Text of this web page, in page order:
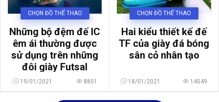
CHỌN ĐỒ THỂ THAO
Những bộ đệm đế IC
êm ái thường được
sử dụng trên những
đôi giày Futsal
19/01/2021 8801
CHỌN ĐỒ THỂ THAO
Hai kiểu thiết kế đế
TF của giày đá bóng
sân cỏ nhân tạo
18/01/2021 14549